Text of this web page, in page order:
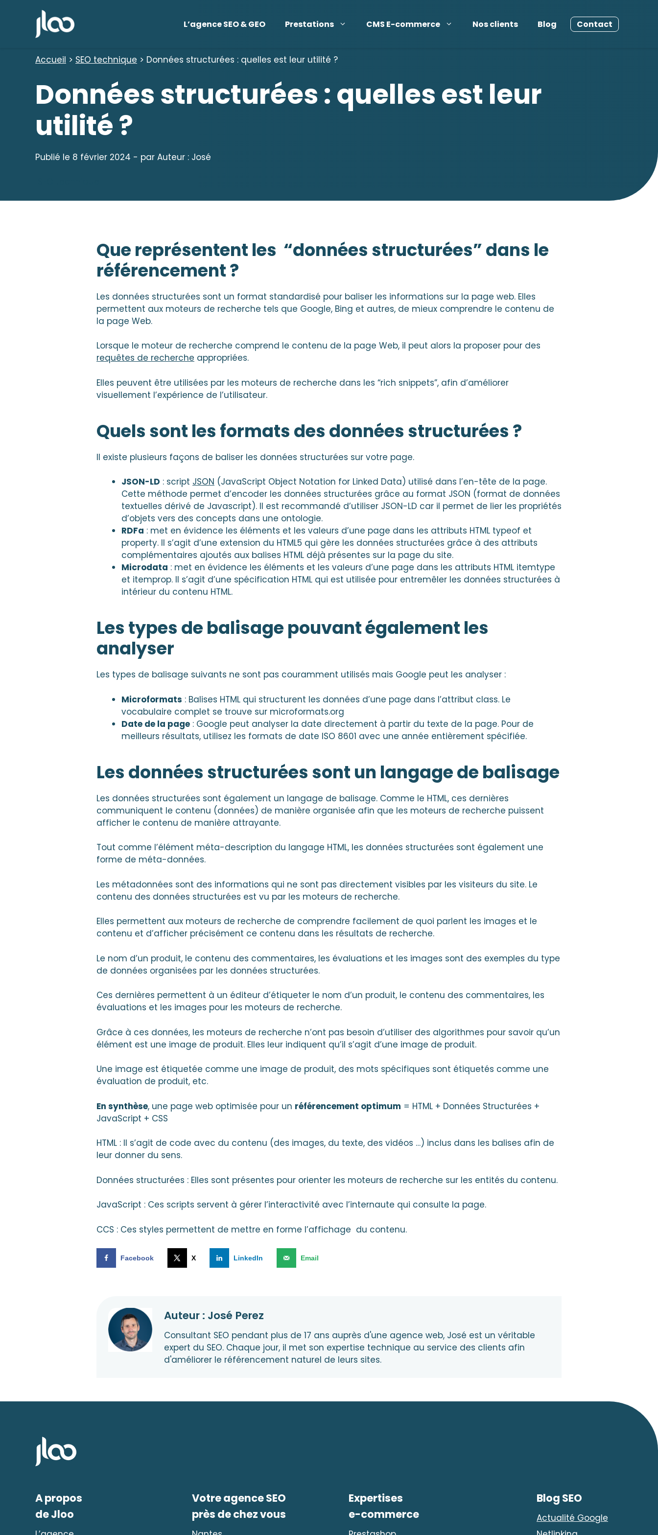
L’agence SEO & GEO Prestations CMS E-commerce Nos clients Blog Contact
Accueil > SEO technique > Données structurées : quelles est leur utilité ?
Données structurées : quelles est leur
utilité ?
Publié le 8 février 2024 - par Auteur : José
Que représentent les “données structurées” dans le
référencement ?
Les données structurées sont un format standardisé pour baliser les informations sur la page web. Elles
permettent aux moteurs de recherche tels que Google, Bing et autres, de mieux comprendre le contenu de
la page Web.
Lorsque le moteur de recherche comprend le contenu de la page Web, il peut alors la proposer pour des
requêtes de recherche appropriées.
Elles peuvent être utilisées par les moteurs de recherche dans les “rich snippets”, afin d’améliorer
visuellement l’expérience de l’utilisateur.
Quels sont les formats des données structurées ?
Il existe plusieurs façons de baliser les données structurées sur votre page.
JSON-LD : script JSON (JavaScript Object Notation for Linked Data) utilisé dans l’en-tête de la page.
Cette méthode permet d’encoder les données structurées grâce au format JSON (format de données
textuelles dérivé de Javascript). Il est recommandé d’utiliser JSON-LD car il permet de lier les propriétés
d’objets vers des concepts dans une ontologie.
RDFa : met en évidence les éléments et les valeurs d’une page dans les attributs HTML typeof et
property. Il s’agit d’une extension du HTML5 qui gère les données structurées grâce à des attributs
complémentaires ajoutés aux balises HTML déjà présentes sur la page du site.
Microdata : met en évidence les éléments et les valeurs d’une page dans les attributs HTML itemtype
et itemprop. Il s’agit d’une spécification HTML qui est utilisée pour entremêler les données structurées à
intérieur du contenu HTML.
Les types de balisage pouvant également les
analyser
Les types de balisage suivants ne sont pas couramment utilisés mais Google peut les analyser :
Microformats : Balises HTML qui structurent les données d’une page dans l’attribut class. Le
vocabulaire complet se trouve sur microformats.org
Date de la page : Google peut analyser la date directement à partir du texte de la page. Pour de
meilleurs résultats, utilisez les formats de date ISO 8601 avec une année entièrement spécifiée.
Les données structurées sont un langage de balisage
Les données structurées sont également un langage de balisage. Comme le HTML, ces dernières
communiquent le contenu (données) de manière organisée afin que les moteurs de recherche puissent
afficher le contenu de manière attrayante.
Tout comme l’élément méta-description du langage HTML, les données structurées sont également une
forme de méta-données.
Les métadonnées sont des informations qui ne sont pas directement visibles par les visiteurs du site. Le
contenu des données structurées est vu par les moteurs de recherche.
Elles permettent aux moteurs de recherche de comprendre facilement de quoi parlent les images et le
contenu et d’afficher précisément ce contenu dans les résultats de recherche.
Le nom d’un produit, le contenu des commentaires, les évaluations et les images sont des exemples du type
de données organisées par les données structurées.
Ces dernières permettent à un éditeur d’étiqueter le nom d’un produit, le contenu des commentaires, les
évaluations et les images pour les moteurs de recherche.
Grâce à ces données, les moteurs de recherche n’ont pas besoin d’utiliser des algorithmes pour savoir qu’un
élément est une image de produit. Elles leur indiquent qu’il s’agit d’une image de produit.
Une image est étiquetée comme une image de produit, des mots spécifiques sont étiquetés comme une
évaluation de produit, etc.
En synthèse, une page web optimisée pour un référencement optimum = HTML + Données Structurées +
JavaScript + CSS
HTML : Il s’agit de code avec du contenu (des images, du texte, des vidéos …) inclus dans les balises afin de
leur donner du sens.
Données structurées : Elles sont présentes pour orienter les moteurs de recherche sur les entités du contenu.
JavaScript : Ces scripts servent à gérer l’interactivité avec l’internaute qui consulte la page.
CCS : Ces styles permettent de mettre en forme l’affichage du contenu.
Facebook X LinkedIn Email
Auteur : José Perez
Consultant SEO pendant plus de 17 ans auprès d'une agence web, José est un véritable
expert du SEO. Chaque jour, il met son expertise technique au service des clients afin
d'améliorer le référencement naturel de leurs sites.
A propos
de Jloo
Votre agence SEO
près de chez vous
Expertises
e-commerce
Blog SEO
Actualité Google